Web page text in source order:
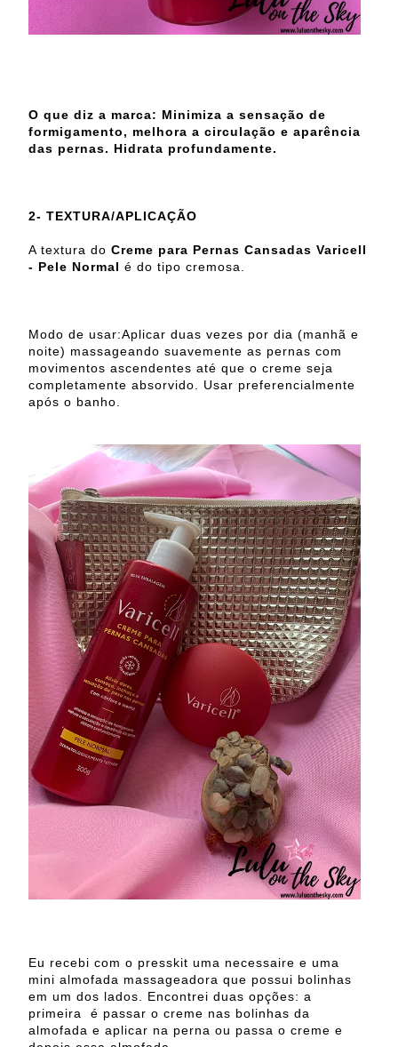
O que diz a marca: Minimiza a sensação de
formigamento, melhora a circulação e aparência
das pernas. Hidrata profundamente.
2- TEXTURA/APLICAÇÃO
A textura do Creme para Pernas Cansadas Varicell
- Pele Normal é do tipo cremosa.
Modo de usar:Aplicar duas vezes por dia (manhã e
noite) massageando suavemente as pernas com
movimentos ascendentes até que o creme seja
completamente absorvido. Usar preferencialmente
após o banho.
Eu recebi com o presskit uma necessaire e uma
mini almofada massageadora que possui bolinhas
em um dos lados. Encontrei duas opções: a
primeira é passar o creme nas bolinhas da
almofada e aplicar na perna ou passa o creme e